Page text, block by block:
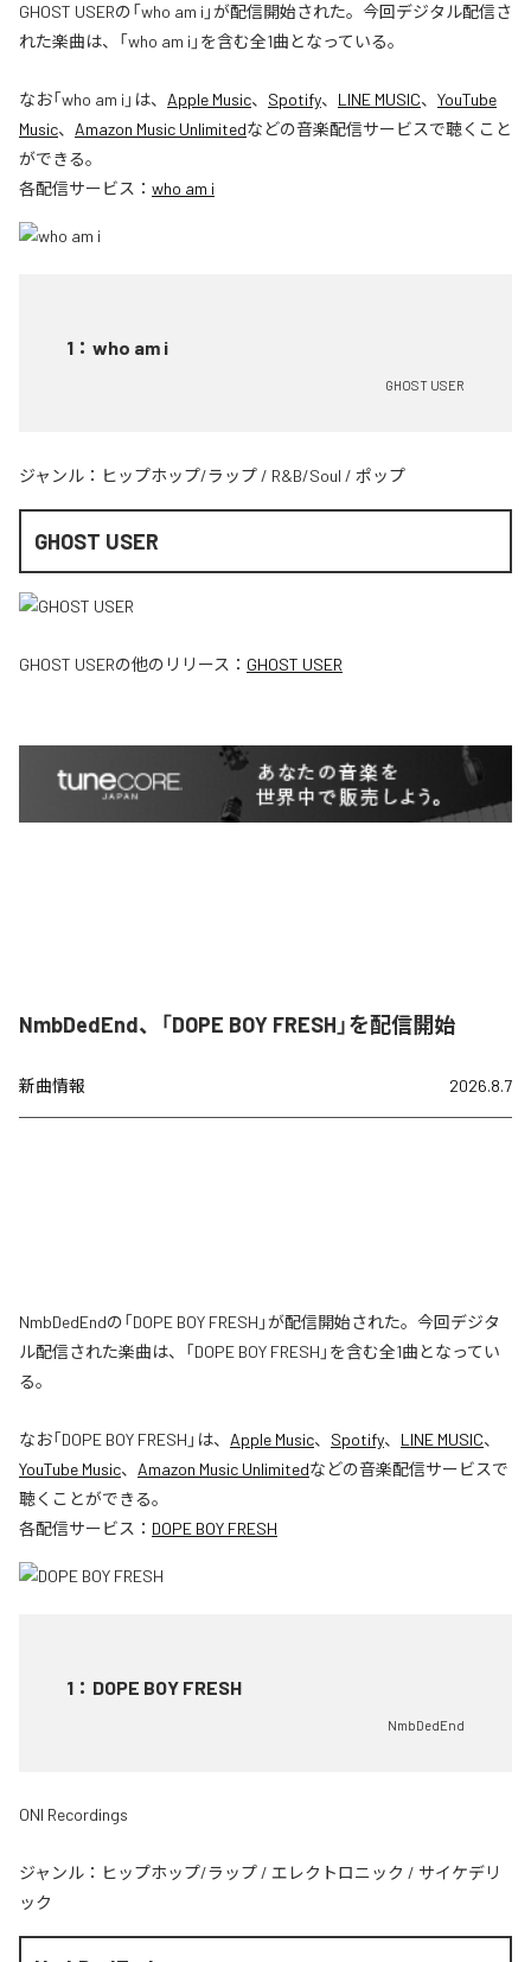
GHOST USERの「who am i」が配信開始された。今回デジタル配信さ
れた楽曲は、「who am i」を含む全1曲となっている。
なお「who am i 」は、 Apple Music、 Spotify、 LINE MUSIC、 YouTube
Music、 Amazon Music Unlimitedなどの音楽配信サービスで聴くこと
ができる。
各配信サービス： who am i
1 ： who am i
GHOST USER
ジャンル： ヒップホップ/ラップ / R&B/Soul / ポップ
GHOST USER
GHOST USERの他のリリース： GHOST USER
NmbDedEnd、「DOPE BOY FRESH」を配信開始
新曲情報 2026.8.7
NmbDedEndの「DOPE BOY FRESH」が配信開始された。今回デジタ
ル配信された楽曲は、「DOPE BOY FRESH」を含む全1曲となってい
る。
なお「DOPE BOY FRESH 」は、 Apple Music、 Spotify、 LINE MUSIC、
YouTube Music、 Amazon Music Unlimitedなどの音楽配信サービスで
聴くことができる。
各配信サービス： DOPE BOY FRESH
1 ： DOPE BOY FRESH
NmbDedEnd
ONI Recordings
ジャンル： ヒップホップ/ラップ / エレクトロニック / サイケデリ
ック